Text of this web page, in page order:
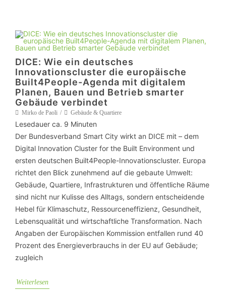
DICE: Wie ein deutsches
Innovationscluster die europäische
Built4People-Agenda mit digitalem
Planen, Bauen und Betrieb smarter
Gebäude verbindet
Mirko de Paoli Gebäude & Quartiere
Lesedauer ca. 9 Minuten
Der Bundesverband Smart City wirkt an DICE mit – dem
Digital Innovation Cluster for the Built Environment und
ersten deutschen Built4People-Innovationscluster. Europa
richtet den Blick zunehmend auf die gebaute Umwelt:
Gebäude, Quartiere, Infrastrukturen und öffentliche Räume
sind nicht nur Kulisse des Alltags, sondern entscheidende
Hebel für Klimaschutz, Ressourceneffizienz, Gesundheit,
Lebensqualität und wirtschaftliche Transformation. Nach
Angaben der Europäischen Kommission entfallen rund 40
Prozent des Energieverbrauchs in der EU auf Gebäude;
zugleich
Weiterlesen